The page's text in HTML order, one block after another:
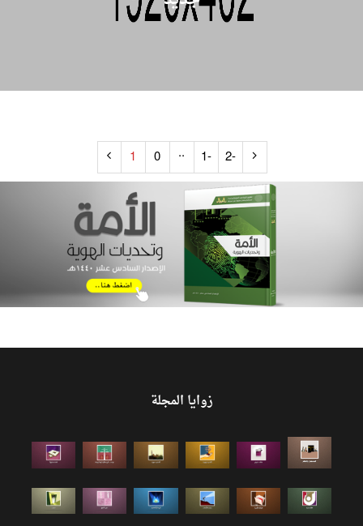
-2
-1
..
0
1
زوايا المجلة